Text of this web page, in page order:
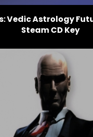
Vedic Astrology
Steam CD Key